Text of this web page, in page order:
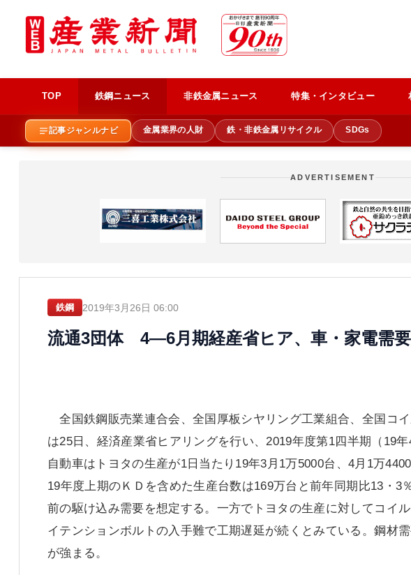
TOP 鉄鋼ニュース 非鉄金属ニュース 特集・インタビュー
記事ジャンルナビ 金属業界の人財 鉄・非鉄金属リサイクル SDGs
ADVERTISEMENT
鉄鋼 2019年3月26日 06:00
流通3団体 4―6月期経産省ヒア、車・家電需
全国鉄鋼販売業連合会、全国厚板シヤリング工業組合、全国コ
は25日、経済産業省ヒアリングを行い、2019年度第1四半期（19
自動車はトヨタの生産が1日当たり19年3月1万5000台、4月1万
19年度上期のＫＤを含めた生産台数は169万台と前年同期比13・3
前の駆け込み需要を想定する。一方でトヨタの生産に対してコイ
イテンションボルトの入手難で工期遅延が続くとみている。鋼材
が強まる。